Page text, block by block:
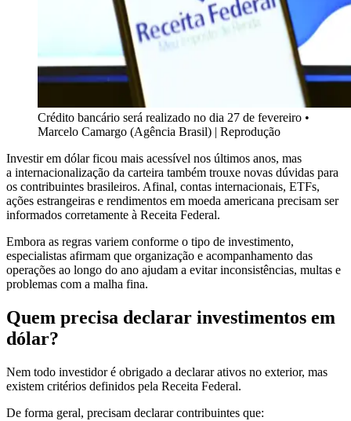
Crédito bancário será realizado no dia 27 de fevereiro •
Marcelo Camargo (Agência Brasil) | Reprodução
Investir em dólar ficou mais acessível nos últimos anos, mas
a internacionalização da carteira também trouxe novas dúvidas para
os contribuintes brasileiros. Afinal, contas internacionais, ETFs,
ações estrangeiras e rendimentos em moeda americana precisam ser
informados corretamente à Receita Federal.
Embora as regras variem conforme o tipo de investimento,
especialistas afirmam que organização e acompanhamento das
operações ao longo do ano ajudam a evitar inconsistências, multas e
problemas com a malha fina.
Quem precisa declarar investimentos em
dólar?
Nem todo investidor é obrigado a declarar ativos no exterior, mas
existem critérios definidos pela Receita Federal.
De forma geral, precisam declarar contribuintes que: